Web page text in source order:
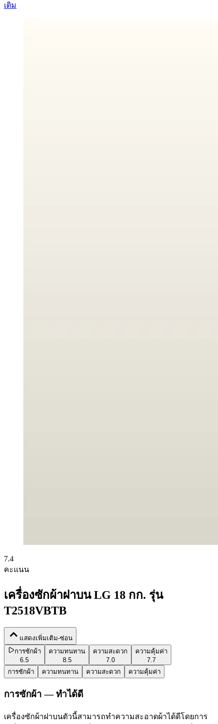
เติม
7.4
คะแนน
เครื่องซักผ้าฝาบน LG 18 กก. รุ่น
T2518VBTB
แสดงเพิ่มเติม-ซ่อน
การซักผ้า
6.5
ความทนทาน
8.5
ความสะดวก
7.0
ความคุ้มค่า
7.7
การซักผ้า
ความทนทาน ความสะดวก ความคุ้มค่า
การซักผ้า — ทำได้ดี
เครื่องซักผ้าฝาบนตัวนี้สามารถทำความสะอาดผ้าได้ดีโดยการ